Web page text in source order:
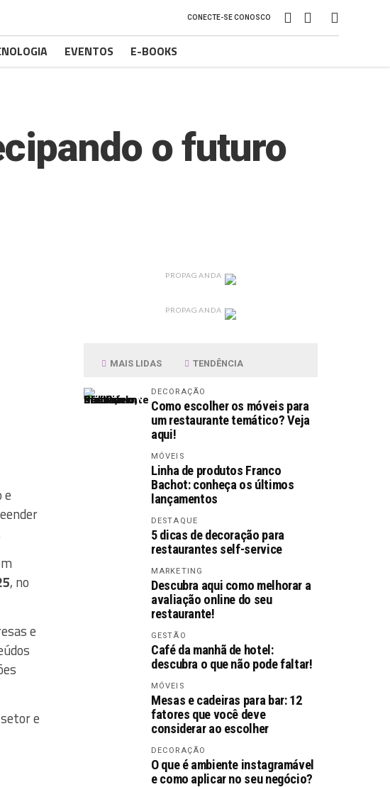
CONECTE-SE CONOSCO
EVENTOS E-BOOKS
o futuro
e
, no
e
e
PROPAGANDA
PROPAGANDA
MAIS LIDAS TENDÊNCIA
DECORAÇÃO
Como escolher os móveis para
um restaurante temático? Veja
aqui!
MÓVEIS
Linha de produtos Franco
Bachot: conheça os últimos
lançamentos
DESTAQUE
5 dicas de decoração para
restaurantes self-service
MARKETING
Descubra aqui como melhorar a
avaliação online do seu
restaurante!
GESTÃO
Café da manhã de hotel:
descubra o que não pode faltar!
MÓVEIS
Mesas e cadeiras para bar: 12
fatores que você deve
considerar ao escolher
DECORAÇÃO
O que é ambiente instagramável
e como aplicar no seu negócio?